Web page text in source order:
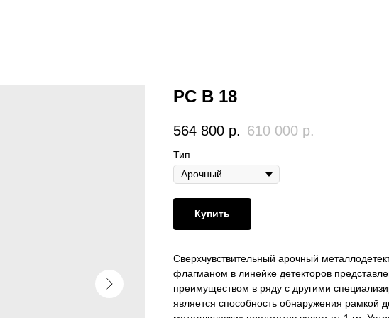
PC B 18
564 800 р. 610 000 р.
Тип
Купить
Сверхчувствительный арочный
флагманом в линейке детекторов
преимуществом в ряду с другими
является способность обнаружения рамкой